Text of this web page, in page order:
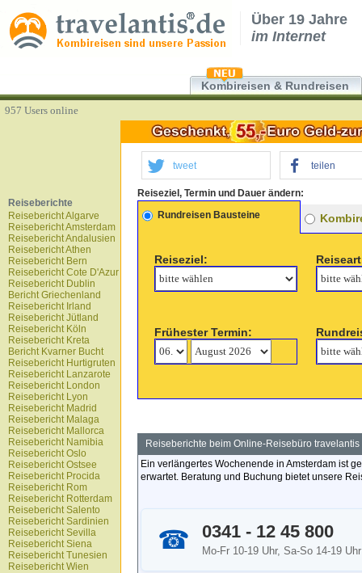
Über 19 Jahre
im Internet
Kombireisen & Rundreisen
957 Users online
tweet teilen
Reiseberichte
Reisebericht Algarve
Reisebericht Amsterdam
Reisebericht Andalusien
Reisebericht Athen
Reisebericht Bern
Reisebericht Cote D'Azur
Reisebericht Dublin
Bericht Griechenland
Reisebericht Irland
Reisebericht Jütland
Reisebericht Köln
Reisebericht Kreta
Bericht Kvarner Bucht
Reisebericht Hurtigruten
Reisebericht Lanzarote
Reisebericht London
Reisebericht Lyon
Reisebericht Madrid
Reisebericht Malaga
Reisebericht Mallorca
Reisebericht Namibia
Reisebericht Oslo
Reisebericht Ostsee
Reisebericht Procida
Reisebericht Rom
Reisebericht Rotterdam
Reisebericht Salento
Reisebericht Sardinien
Reisebericht Sevilla
Reisebericht Siena
Reisebericht Tunesien
Reisebericht Wien
Reiseziel, Termin und Dauer ändern:
Rundreisen Bausteine
Reiseziel:
Frühester Termin:
Reiseberichte beim Online-Reisebüro travelantis
Ein verlängertes Wochenende in Amsterdam ist
erwartet. Beratung und Buchung bietet unsere
☎ 0341 - 12 45 800
Mo-Fr 10-19 Uhr, Sa-So 14-19 Uhr